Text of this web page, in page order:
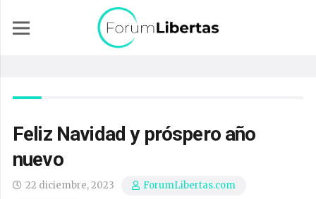
Feliz Navidad y próspero año
nuevo
22 diciembre, 2023
ForumLibertas.com